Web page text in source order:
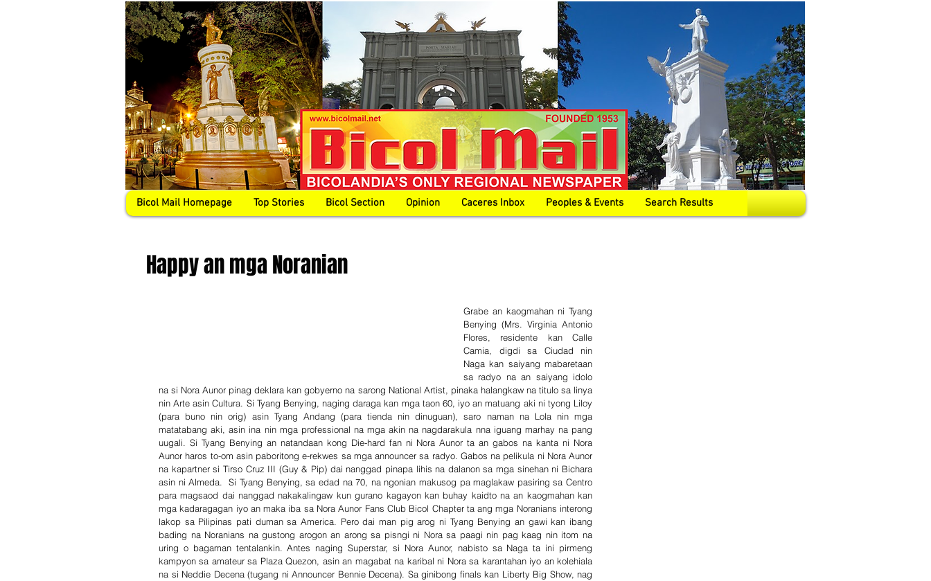
Bicol Mail Homepage Top Stories Bicol Section Opinion Caceres Inbox Peoples & Events Search Results
Happy an mga Noranian
Grabe an kaogmahan ni Tyang
Benying (Mrs. Virginia Antonio
Flores, residente kan Calle
Camia, digdi sa Ciudad nin
Naga kan saiyang mabaretaan
sa radyo na an saiyang idolo
na si Nora Aunor pinag deklara kan gobyerno na sarong National Artist, pinaka halangkaw na titulo sa linya
nin Arte asin Cultura. Si Tyang Benying, naging daraga kan mga taon 60, iyo an matuang aki ni tyong Liloy
(para buno nin orig) asin Tyang Andang (para tienda nin dinuguan), saro naman na Lola nin mga
matatabang aki, asin ina nin mga professional na mga akin na nagdarakula nna iguang marhay na pang
uugali. Si Tyang Benying an natandaan kong Die-hard fan ni Nora Aunor ta an gabos na kanta ni Nora
Aunor haros to-om asin paboritong e-rekwes sa mga announcer sa radyo. Gabos na pelikula ni Nora Aunor
na kapartner si Tirso Cruz III (Guy & Pip) dai nanggad pinapa lihis na dalanon sa mga sinehan ni Bichara
asin ni Almeda.  Si Tyang Benying, sa edad na 70, na ngonian makusog pa maglakaw pasiring sa Centro
para magsaod dai nanggad nakakalingaw kun gurano kagayon kan buhay kaidto na an kaogmahan kan
mga kadaragagan iyo an maka iba sa Nora Aunor Fans Club Bicol Chapter ta ang mga Noranians interong
lakop sa Pilipinas pati duman sa America. Pero dai man pig arog ni Tyang Benying an gawi kan ibang
bading na Noranians na gustong arogon an arong sa pisngi ni Nora sa paagi nin pag kaag nin itom na
uring o bagaman tentalankin. Antes naging Superstar, si Nora Aunor, nabisto sa Naga ta ini pirmeng
kampyon sa amateur sa Plaza Quezon, asin an magabat na karibal ni Nora sa karantahan iyo an kolehiala
na si Neddie Decena (tugang ni Announcer Bennie Decena). Sa ginibong finals kan Liberty Big Show, nag